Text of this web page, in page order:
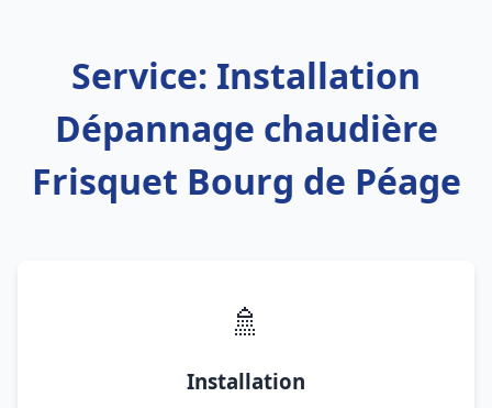
Service: Installation
Dépannage chaudière
Frisquet Bourg de Péage
🚿
Installation